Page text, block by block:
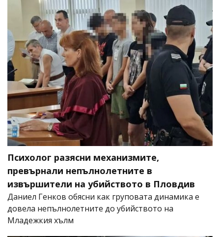
Психолог разясни механизмите,
превърнали непълнолетните в
извършители на убийството в Пловдив
Даниел Генков обясни как груповата динамика е
довела непълнолетните до убийството на
Младежкия хълм